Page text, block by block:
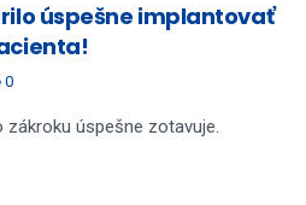
úspešne implantovať
0
úspešne zotavuje.